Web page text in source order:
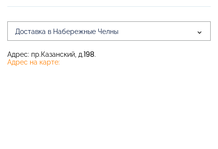
Доставка в Набережные Челны
Адрес: пр.Казанский, д.198.
Адрес на карте: